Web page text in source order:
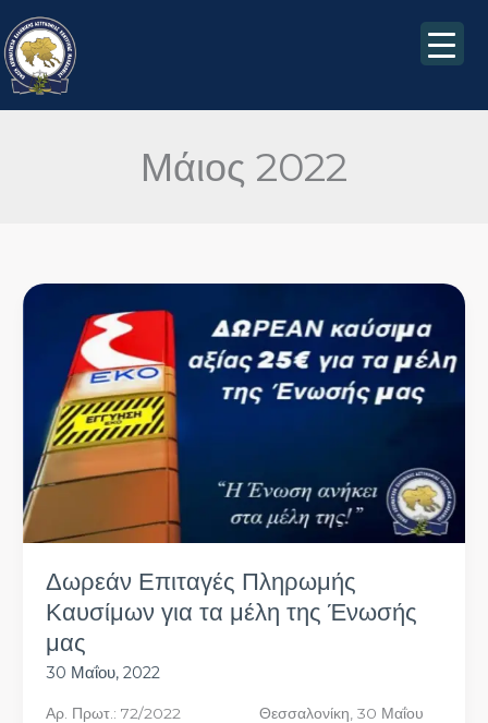
στο
περιεχόμενο
Μάιος 2022
Δωρεάν Επιταγές Πληρωμής
Καυσίμων για τα μέλη της Ένωσής
μας
30 Μαΐου, 2022
Αρ. Πρωτ.: 72/2022 Θεσσαλονίκη, 30 Μαΐου
Επιταγές
Πληρωμής
Καυσίμων
για
τα
μέλη
της
Ένωσής